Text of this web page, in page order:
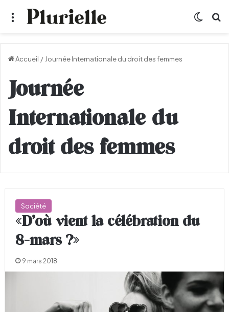
Menu
Accueil / Journée Internationale du droit des femmes
Journée
Internationale du
droit des femmes
Société
«D’où vient la célébration du
8-mars ?»
9 mars 2018